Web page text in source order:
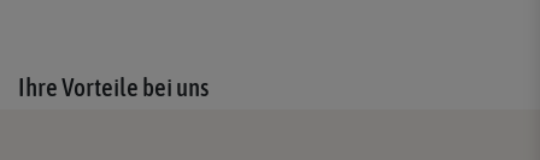
Ihre Vorteile bei uns